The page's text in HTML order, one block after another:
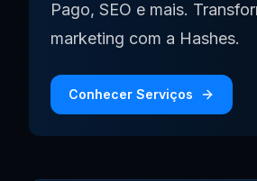
Pago, SEO e mais.
marketing com a Hashes.
Conhecer Serviços